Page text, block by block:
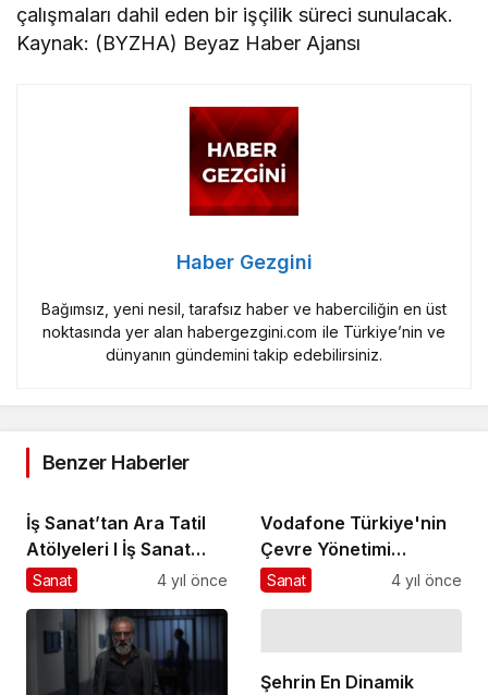
çalışmaları dahil eden bir işçilik süreci sunulacak.
Kaynak: (BYZHA) Beyaz Haber Ajansı
Haber Gezgini
Bağımsız, yeni nesil, tarafsız haber ve haberciliğin en üst
noktasında yer alan habergezgini.com ile Türkiye’nin ve
dünyanın gündemini takip edebilirsiniz.
Benzer Haberler
İş Sanat’tan Ara Tatil
Atölyeleri I İş Sanat
Çocukları Ara Tatilde
Sanat 4 yıl önce
Vodafone Türkiye'nin
Çevre Yönetimi
Çalışmalarına
Sanat 4 yıl önce
Şehrin En Dinamik